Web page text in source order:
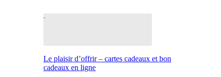
Le plaisir d’offrir – cartes cadeaux et bon
cadeaux en ligne